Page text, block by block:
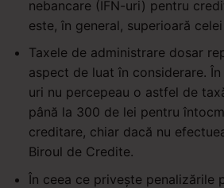
nebancare (IFN-uri) pentru
este, în general, superioară
Taxele de administrare dosar
aspect de luat în considerare.
uri nu percepeau o astfel de
până la 300 de lei pentru
creditare, chiar dacă nu
Biroul de Credite.
În ceea ce privește penalizările